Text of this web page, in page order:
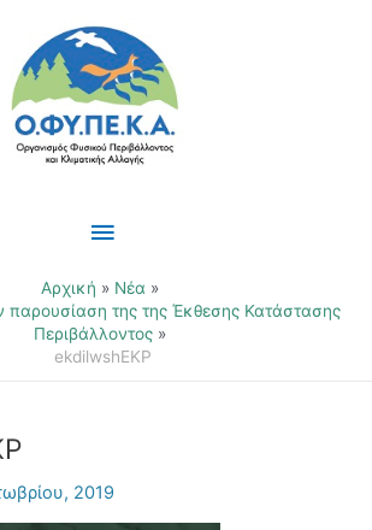
Κύριο
Μενού
Αρχική
Νέα
παρουσίαση της της Έκθεσης Κατάστασης
Περιβάλλοντος
ekdilwshEKP
2019